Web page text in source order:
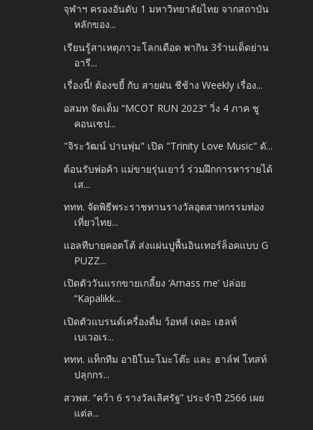
จุฬาฯ ครองอันดับ 1 มหาวิทยาลัยไทย จากสถาบัน
หลักของ...
เรียนรู้สาเหตุภาวะโลกเดือด พากิน 3ร้านเด็ดย่าน
อารี...
เรื่องนี้! ต้องขยี้ กับ สายฝน ชีช้าง Weekly เรื่อง...
อสมท จัดเต็ม “MCOT RUN 2023” วิ่ง 4 ภาค ชู
คอนเซป...
"จิระวัฒน์​ ปานพุ่ม" เปิด​ "Trinity Love Music" ดั...
ต้อนรับพ่อค้า แม่ขายรุ่นเยาว์ ร่วมฝึกการหารายได้
เส...
ททท. จัดพิธีพระราชทานรางวัลอุตสาหกรรมท่อง
เที่ยวไทย...
แอลทีบายคอตโต้ ส่งแผ่นปูพื้นอินเทอร์ล็อคแบบ G
PUZZ...
เปิดตัววันแรกขายเกลี้ยง ‘Amass me’ ปล่อย
“Kapalikk...
เปิดตัวแบรนด์เครื่องดื่ม ว้อทส์ เดอะ เฮลท์
เบเวอเร...
ททท. แท็กทีม อายิโนะโมะโต๊ะ และ ฮาล์ฟ โทสท์
ปลุกกร...
สวพส. “คว้า 6 รางวัลเลิศรัฐ” ประจำปี 2566 เผย
แต่ล...